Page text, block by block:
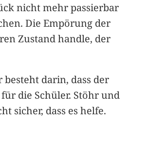
nicht mehr passierbar
Die Empörung der
Zustand handle, der
darin, dass der
die Schüler. Stöhr und
sicher, dass es helfe.